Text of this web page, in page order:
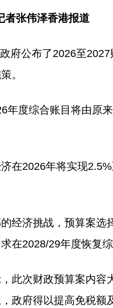
者张伟泽香港报道
府公布了2026至
。
年度综合账目将由原
在2026年将实现
经济挑战，预算案选
在2028/29年度恢复综
此次财政预算案内
政府得以提高免税额